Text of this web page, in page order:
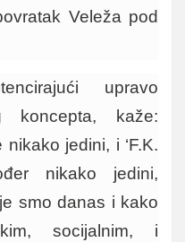
Veleža pod
upravo
koncepta, kaže:
jedini, i ‘F.K.
nikako jedini,
smo danas i kako
socijalnim, i